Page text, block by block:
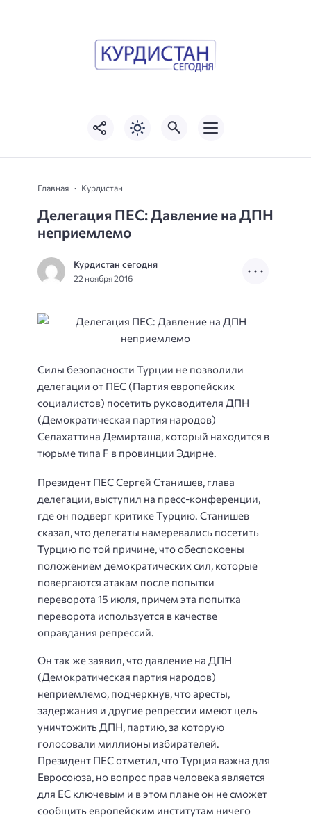
Главная Курдистан
Делегация ПЕС: Давление на ДПН
неприемлемо
Курдистан сегодня
22 ноября 2016
Силы безопасности Турции не позволили
делегации от ПЕС (Партия европейских
социалистов) посетить руководителя ДПН
(Демократическая партия народов)
Селахаттина Демирташа, который находится в
тюрьме типа F в провинции Эдирне.
Президент ПЕС Сергей Станишев, глава
делегации, выступил на пресс-конференции,
где он подверг критике Турцию. Станишев
сказал, что делегаты намеревались посетить
Турцию по той причине, что обеспокоены
положением демократических сил, которые
повергаются атакам после попытки
переворота 15 июля, причем эта попытка
переворота используется в качестве
оправдания репрессий.
Он так же заявил, что давление на ДПН
(Демократическая партия народов)
неприемлемо, подчеркнув, что аресты,
задержания и другие репрессии имеют цель
уничтожить ДПН, партию, за которую
голосовали миллионы избирателей.
Президент ПЕС отметил, что Турция важна для
Евросоюза, но вопрос прав человека является
для ЕС ключевым и в этом плане он не сможет
сообщить европейским институтам ничего